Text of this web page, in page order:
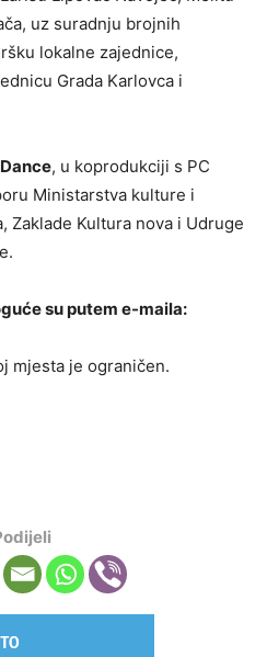
uz suradnju brojnih
lokalne zajednice,
Grada Karlovca i
, u koprodukciji s PC
Ministarstva kulture i
Zaklade Kultura nova i Udruge
su putem e-maila:
mjesta je ograničen.